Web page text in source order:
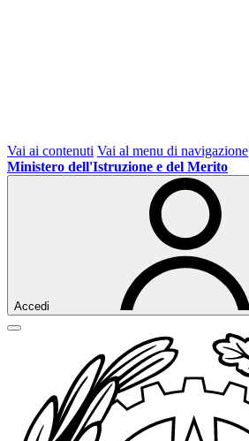
Vai ai contenuti Vai al menu di navigazione
Ministero dell'Istruzione e del Merito
Accedi